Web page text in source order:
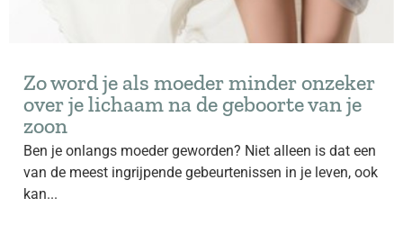
Zo word je als moeder minder onzeker
over je lichaam na de geboorte van je
zoon
Ben je onlangs moeder geworden? Niet alleen is dat een
van de meest ingrijpende gebeurtenissen in je leven, ook
kan...